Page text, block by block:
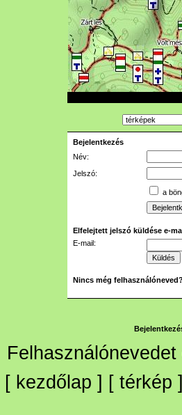
Bejelentkezés
Név:
Jelszó:
a
Elfelejtett jelszó küldése e-
E-mail:
Nincs még felhasználóneved?
[ kezdőlap ] [ térkép